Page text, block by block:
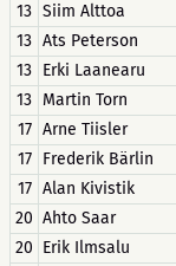
13 Siim Alttoa
13 Ats Peterson
13 Erki Laanearu
13 Martin Torn
17 Arne Tiisler
17
Frederik Bärlin
17 Alan Kivistik
20 Ahto Saar
20 Erik Ilmsalu